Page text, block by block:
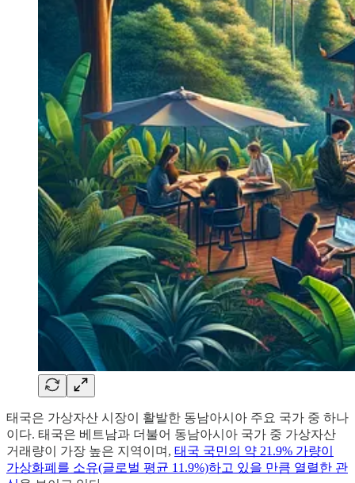
태국은 가상자산 시장이 활발한 동남아시아 주요 국가 중 하나
이다. 태국은 베트남과 더불어 동남아시아 국가 중 가상자산
거래량이 가장 높은 지역이며, 태국 국민의 약 21.9% 가량이
가상화폐를 소유(글로벌 평균 11.9%)하고 있을 만큼 열렬한 관